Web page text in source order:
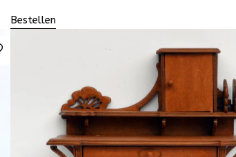
Bestellen